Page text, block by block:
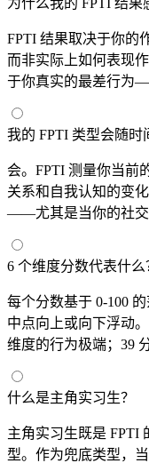
FPTI 结果取决于你的
而非实际上如何表现
于你真实的最差行为
我的 FPTI 类型会随时
会。FPTI 测量你当前
关系和自我认知的变
——尤其是当你的社交
6 个维度分数代表什么
每个分数基于 0-100
中点向上或向下浮动
维度的行为极端；39
什么是主角实习生？
主角实习生既是 FPTI
型。作为兜底类型，